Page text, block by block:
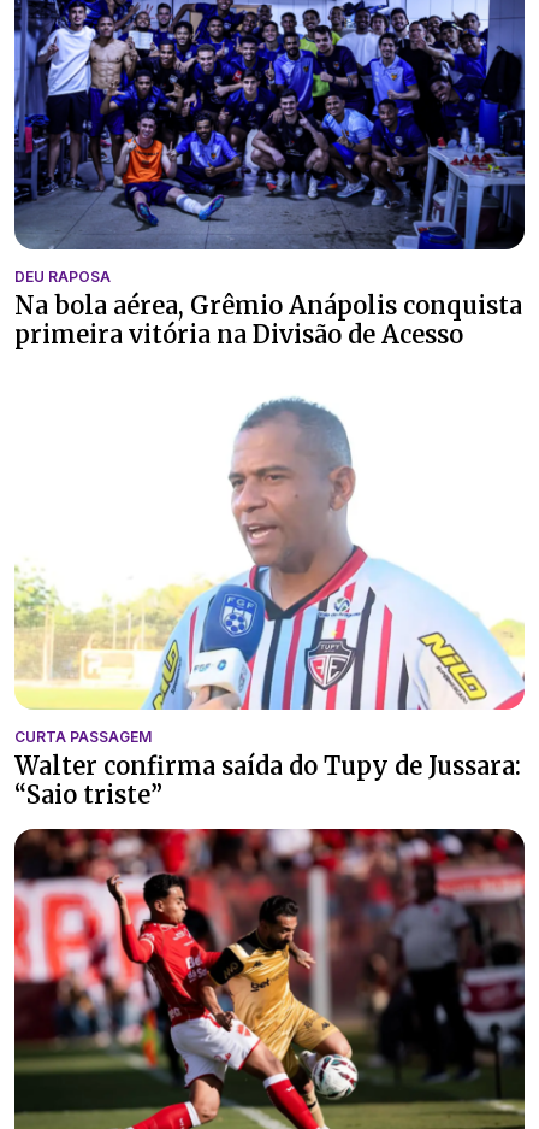
DEU RAPOSA
Na bola aérea, Grêmio Anápolis conquista
primeira vitória na Divisão de Acesso
CURTA PASSAGEM
Walter confirma saída do Tupy de Jussara:
“Saio triste”